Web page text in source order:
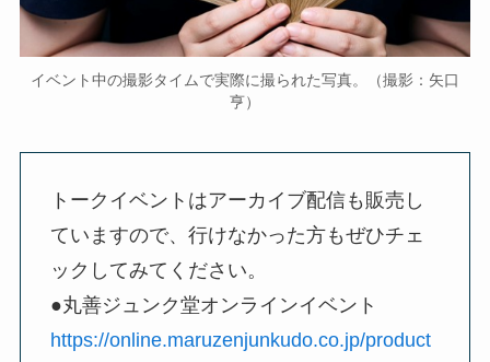
イベント中の撮影タイムで実際に撮られた写真。（撮影：矢口
亨）
トークイベントはアーカイブ配信も販売し
ていますので、行けなかった方もぜひチェ
ックしてみてください。
●丸善ジュンク堂オンラインイベント
https://online.maruzenjunkudo.co.jp/product